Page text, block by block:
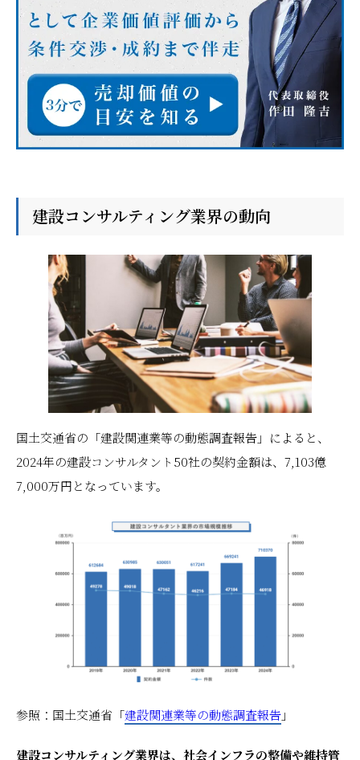
建設コンサルティング業界の動向
国土交通省の「建設関連業等の動態調査報告」によると、
2024年の建設コンサルタント50社の契約金額は、7,103億
7,000万円となっています。
参照：国土交通省「建設関連業等の動態調査報告」
建設コンサルティング業界は、社会インフラの整備や維持管